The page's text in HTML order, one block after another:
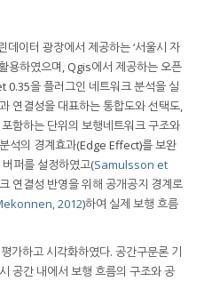
이터 광장에서 제공하는 ‘서울시 자
용하였으며, Qgis에서 제공하는 오픈
을 플러그인 네트워크 분석을 실
연결성을 대표하는 통합도와 선택도,
함하는 단위의 보행네트워크 구조와
석의 경계효과(Edge Effect)를 보완
퍼를 설정하였고(Samulsson et
연결성 반영을 위해 공개공지 경계로
2012)하여 실제 보행 흐름
가하고 시각화하였다. 공간구문론 기
공간 내에서 보행 흐름의 구조와 공